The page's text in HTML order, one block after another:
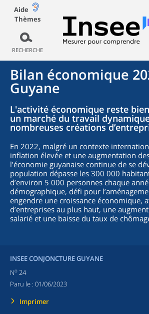
Aide
Thèmes
RECHERCHE
Bilan économique
Guyane
L'activité économique reste
un marché du travail
nombreuses créations
En 2022, malgré un contexte
inflation élevée et une augmentation
l’économie guyanaise continue de se
population dépasse les 300 000
d’environ 5 000 personnes chaque
démographique, défi pour
engendre une croissance économique,
d’entreprises au plus haut, une
salarié et une baisse du taux de
INSEE CONJONCTURE GUYANE
No 24
Paru le : 01/06/2023
Imprimer